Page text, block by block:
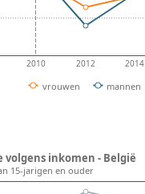
2010 2012 2014
vrouwen mannen
inkomen - België
15-jarigen en ouder